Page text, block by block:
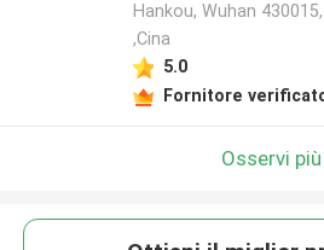
Hankou, Wuhan
,Cina
5.0
Fornitore
Osservi più